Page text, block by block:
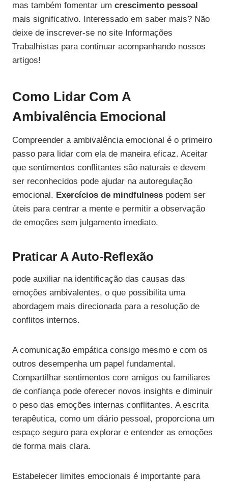
mas também fomentar um crescimento pessoal
mais significativo. Interessado em saber mais? Não
deixe de inscrever-se no site Informações
Trabalhistas para continuar acompanhando nossos
artigos!
Como Lidar Com A
Ambivalência Emocional
Compreender a ambivalência emocional é o primeiro
passo para lidar com ela de maneira eficaz. Aceitar
que sentimentos conflitantes são naturais e devem
ser reconhecidos pode ajudar na autoregulação
emocional. Exercícios de mindfulness podem ser
úteis para centrar a mente e permitir a observação
de emoções sem julgamento imediato.
Praticar A Auto-Reflexão
pode auxiliar na identificação das causas das
emoções ambivalentes, o que possibilita uma
abordagem mais direcionada para a resolução de
conflitos internos.
A comunicação empática consigo mesmo e com os
outros desempenha um papel fundamental.
Compartilhar sentimentos com amigos ou familiares
de confiança pode oferecer novos insights e diminuir
o peso das emoções internas conflitantes. A escrita
terapêutica, como um diário pessoal, proporciona um
espaço seguro para explorar e entender as emoções
de forma mais clara.
Estabelecer limites emocionais é importante para